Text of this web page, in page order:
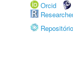
Orcid